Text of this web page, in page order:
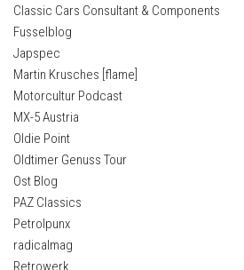
Classic Cars Consultant & Components
Fusselblog
Japspec
Martin Krusches [flame]
Motorcultur Podcast
MX-5 Austria
Oldie Point
Oldtimer Genuss Tour
Ost Blog
PAZ Classics
Petrolpunx
radicalmag
Retrowerk